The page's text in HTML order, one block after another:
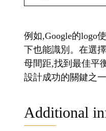
例如,Google的logo
下也能識別。在選
母間距,找到最佳平
設計成功的關鍵之一
Additional